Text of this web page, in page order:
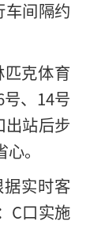
间隔约
克体育
、14号
出站后步
。
实时客
C口实施